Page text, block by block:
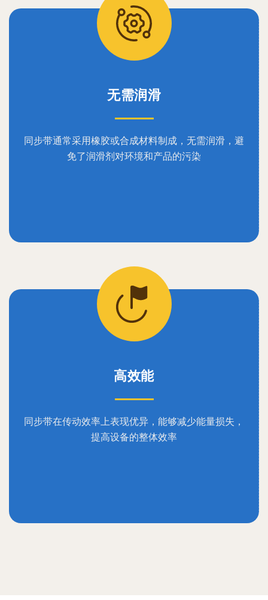
无需润滑
同步带通常采用橡胶或合成材料制成，无需润滑，避
免了润滑剂对环境和产品的污染
高效能
同步带在传动效率上表现优异，能够减少能量损失，
提高设备的整体效率